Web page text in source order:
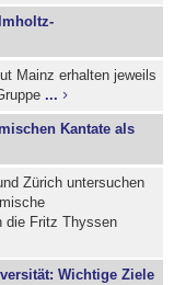
Mainz erhalten jeweils
...
Kantate als
Zürich untersuchen
die Fritz Thyssen
Wichtige Ziele